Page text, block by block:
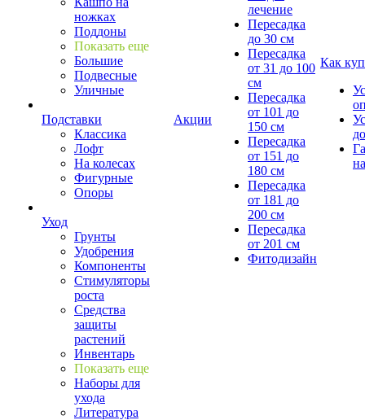
ножках
Поддоны
Показать еще
Большие
Подвесные
Уличные
Подставки
Классика
Лофт
На колесах
Фигурные
Опоры
Уход
Грунты
Удобрения
Компоненты
Стимуляторы
роста
Средства
защиты
растений
Инвентарь
Показать еще
Наборы для
ухода
Литература
Акции
лечение
Пересадка
до 30 см
Пересадка
от 31 до 100
см
Пересадка
от 101 до
150 см
Пересадка
от 151 до
180 см
Пересадка
от 181 до
200 см
Пересадка
от 201 см
Фитодизайн
Как